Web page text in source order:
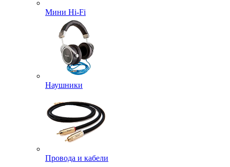
Мини Hi-Fi
Наушники
Провода и кабели